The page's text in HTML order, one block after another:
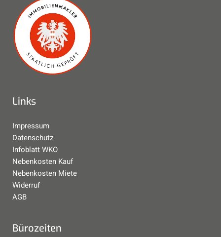
Links
Impressum
Datenschutz
Infoblatt WKO
Nebenkosten Kauf
Nebenkosten Miete
Widerruf
AGB
Bürozeiten